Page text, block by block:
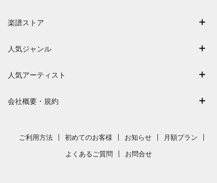
退会はこちら
楽譜ストア
難易度別に探す
まもなく配信
人気ジャンル
保育
発表会
人気アーティスト
新沢としひこ
会社概要・規約
採用情報
ご利用方法 初めてのお客様 お知らせ 月額プラン
よくあるご質問 お問合せ